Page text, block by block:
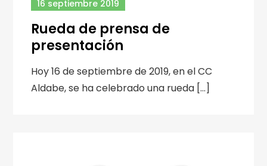
16 septiembre 2019
Rueda de prensa de
presentación
Hoy 16 de septiembre de 2019, en el CC
Aldabe, se ha celebrado una rueda […]